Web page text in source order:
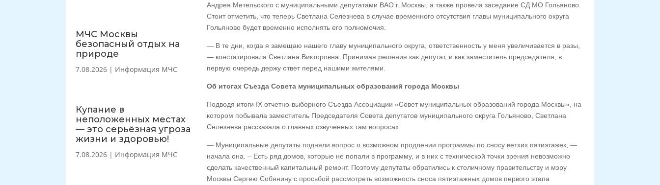
МЧС Москвы
безопасный отдых на
природе
7.08.2026 | Информация МЧС
Купание в
неположенных местах
— это серьёзная угроза
жизни и здоровью!
7.08.2026 | Информация МЧС
Андрея Метельского с муниципальными депутатами ВАО г. Москвы, а также провела заседание СД МО Гольяново.
Стоит отметить, что теперь Светлана Селезнева в случае временного отсутствия главы муниципального округа
Гольяново будет временно исполнять его полномочия.
— В те дни, когда я замещаю нашего главу муниципального округа, ответственность у меня увеличивается в разы,
— констатировала Светлана Викторовна. Принимая решения как депутат, и как заместитель председателя, в
первую очередь держу ответ перед нашими жителями.
Об итогах Съезда Совета муниципальных образований города Москвы
Подводя итоги IX отчетно-выборного Съезда Ассоциации «Совет муниципальных образований города Москвы», на
котором побывала заместитель Председателя Совета депутатов муниципального округа Гольяново, Светлана
Селезнева рассказала о главных озвученных там вопросах.
— Муниципальные депутаты подняли вопрос о возможном продлении программы по сносу ветхих пятиэтажек, —
начала она. – Есть ряд домов, которые не попали в программу, и в них с технической точки зрения невозможно
сделать качественный капитальный ремонт. Поэтому депутаты обратились к столичному правительству и мэру
Москвы Сергею Собянину с просьбой рассмотреть возможность сноса пятиэтажных домов первого этапа